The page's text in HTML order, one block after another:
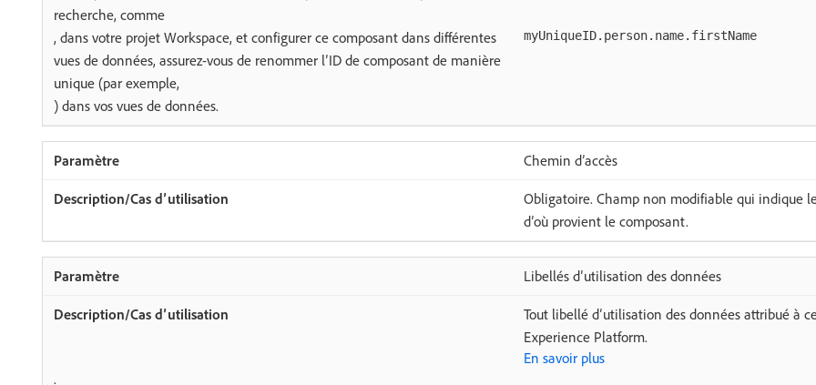
recherche, comme
, dans votre projet Workspace, et configurer ce composant dans différentes
vues de données, assurez-vous de renommer l’ID de composant de manière
unique (par exemple,
myUniqueID.person.name.firstName
) dans vos vues de données.
Chemin d’accès
Obligatoire. Champ non modifiable qui indique
dʼoù provient le composant.
Libellés d’utilisation des données
Tout libellé d’utilisation des données attribué à
Experience Platform.
En savoir plus
.